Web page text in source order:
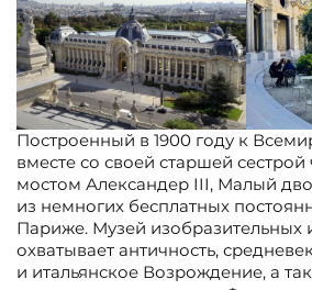
Построенный в 1900 году к
вместе со своей старшей сестрой
мостом Александер III, Малый
из немногих бесплатных
Париже. Музей изобразительных
охватывает античность,
и итальянское Возрождение, а